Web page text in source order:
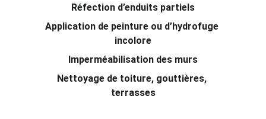
Réfection d’enduits partiels
Application de peinture ou d’hydrofuge
incolore
Imperméabilisation des murs
Nettoyage de toiture, gouttières,
terrasses